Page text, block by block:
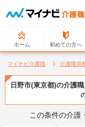
ホーム 初めての方へ
マイナビ介護職 介護職員
日野市(東京都)の介護
この条件の介護